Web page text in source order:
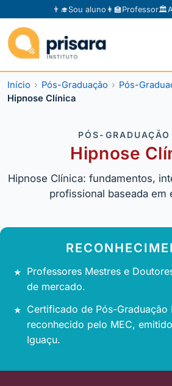
👨‍🎓Sou aluno 👩‍🏫Professor🏛️
Início Pós-Graduação
Pós-
Hipnose Clínica
PÓS-
Hipnose
Hipnose Clínica: fundamentos,
profissional baseada em
Professores Mestres e
de mercado.
Certificado de Pós-Graduação
reconhecido pelo MEC,
Iguaçu.